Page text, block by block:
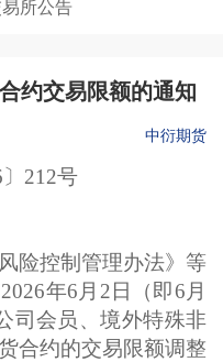
所公告
约交易限额的通知
中衍期货
〕212号
险控制管理办法》等
年6月2日（即6月
司会员、境外特殊非
合约的交易限额调整